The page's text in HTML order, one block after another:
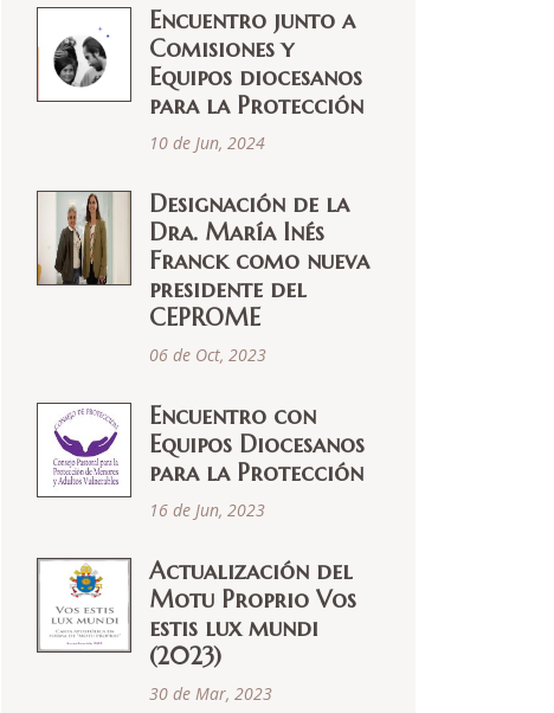
Encuentro junto a
Comisiones y
Equipos diocesanos
para la Protección
10 de Jun, 2024
Designación de la
Dra. María Inés
Franck como nueva
presidente del
CEPROME
06 de Oct, 2023
Encuentro con
Equipos Diocesanos
para la Protección
16 de Jun, 2023
Actualización del
Motu Proprio Vos
estis lux mundi
(2023)
30 de Mar, 2023